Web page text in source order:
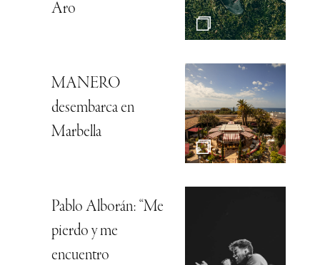
Aro
MANERO
desembarca en
Marbella
Pablo Alborán: “Me
pierdo y me
encuentro